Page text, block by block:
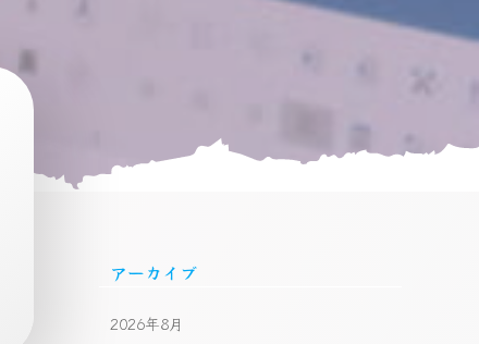
アーカイブ
2026年8月